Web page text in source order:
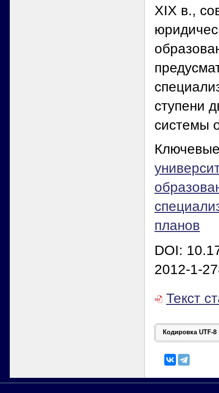
XIX в.,
ступени
системы
планов
DOI:
2012-1-
Текст